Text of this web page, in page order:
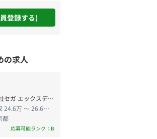
登録する)
の求人
株式会社セガ エックスディー
24.6万 〜 26.6万円
都
応募可能ランク：B